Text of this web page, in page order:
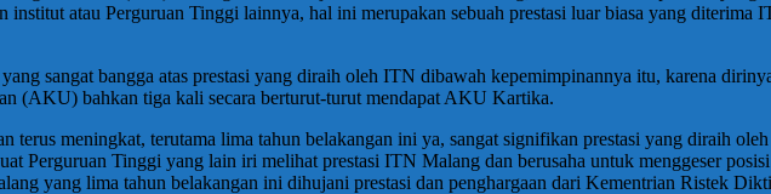
atau Perguruan Tinggi lainnya, hal ini merupakan sebuah prestasi luar biasa yang diterima
sangat bangga atas prestasi yang diraih oleh ITN dibawah kepemimpinannya itu, karena
(AKU) bahkan tiga kali secara berturut-turut mendapat AKU Kartika.
meningkat, terutama lima tahun belakangan ini ya, sangat signifikan prestasi yang diraih
Perguruan Tinggi yang lain iri melihat prestasi ITN Malang dan berusaha untuk menggeser
yang lima tahun belakangan ini dihujani prestasi dan penghargaan dari Kementrian Ristek